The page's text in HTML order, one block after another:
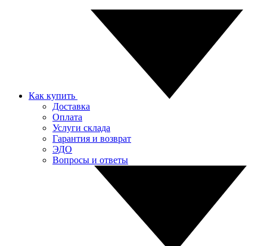
Как купить
Доставка
Оплата
Услуги склада
Гарантия и возврат
ЭДО
Вопросы и ответы